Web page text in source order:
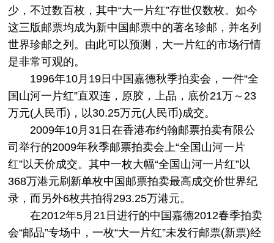
少，不过数百枚，其中“大一片红”存世仅数枚。如今
这三版邮票均成为新中国邮票中的著名珍邮，并名列
世界珍邮之列。由此可以预测，大一片红的市场行情
是非常可观的。
1996年10月19日中国嘉德秋季拍卖会，一件“全
国山河一片红”直双连，原胶，上品，底价21万～23
万元(人民币)，以30.25万元(人民币)成交。
2009年10月31日在香港布约翰邮票拍卖有限公
司举行的2009年秋季邮票拍卖会上“全国山河一片
红”以天价成交。其中一枚大幅“全国山河一片红”以
368万港元刷新单枚中国邮票拍卖最高成交价世界纪
录，而另外6枚共拍得293.25万港元。
在2012年5月21日进行的中国嘉德2012春季拍卖
会“邮品”专场中，一枚“大一片红”未发行邮票(新票)经